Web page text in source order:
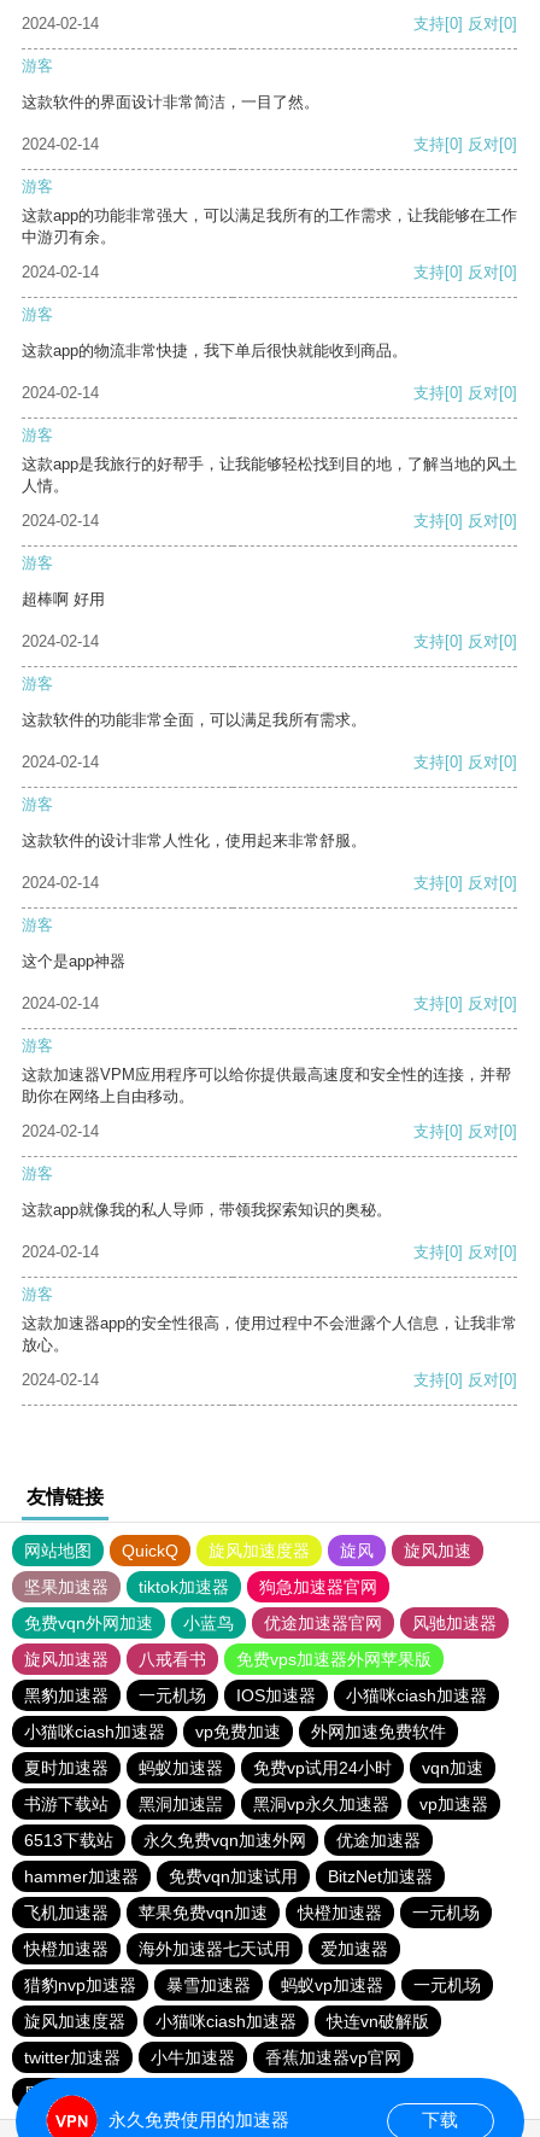
2024-02-14
支持[0] 反对[0]
游客
这款软件的界面设计非常简洁，一目了然。
2024-02-14 支持[0] 反对[0]
游客
这款app的功能非常强大，可以满足我所有的工作需求，让我能够在工作
中游刃有余。
2024-02-14
支持[0] 反对[0]
游客
这款app的物流非常快捷，我下单后很快就能收到商品。
2024-02-14 支持[0] 反对[0]
游客
这款app是我旅行的好帮手，让我能够轻松找到目的地，了解当地的风土
人情。
2024-02-14
支持[0] 反对[0]
游客
超棒啊 好用
2024-02-14 支持[0] 反对[0]
游客
这款软件的功能非常全面，可以满足我所有需求。
2024-02-14 支持[0] 反对[0]
游客
这款软件的设计非常人性化，使用起来非常舒服。
2024-02-14 支持[0] 反对[0]
游客
这个是app神器
2024-02-14 支持[0] 反对[0]
游客
这款加速器VPM应用程序可以给你提供最高速度和安全性的连接，并帮
助你在网络上自由移动。
2024-02-14
支持[0] 反对[0]
游客
这款app就像我的私人导师，带领我探索知识的奥秘。
2024-02-14 支持[0] 反对[0]
游客
这款加速器app的安全性很高，使用过程中不会泄露个人信息，让我非常
放心。
2024-02-14
支持[0] 反对[0]
友情链接
网站地图 QuickQ 旋风加速度器 旋风
旋风加速
坚果加速器
tiktok加速器
狗急加速器官网
免费vqn外网加速
小蓝鸟 优途加速器官网
风驰加速器
旋风加速器
八戒看书
免费vps加速器外网苹果版
黑豹加速器
一元机场 IOS加速器
小猫咪ciash加速器
小猫咪ciash加速器
vp免费加速
外网加速免费软件
夏时加速器
蚂蚁加速器 免费vp试用24小时
vqn加速
书游下载站
黑洞加速噐 黑洞vp永久加速器
vp加速器
6513下载站
永久免费vqn加速外网
优途加速器
hammer加速器
免费vqn加速试用
BitzNet加速器
飞机加速器
苹果免费vqn加速 快橙加速器
一元机场
快橙加速器
海外加速器七天试用
爱加速器
猎豹nvp加速器
暴雪加速器 蚂蚁vp加速器
一元机场
旋风加速度器
小猫咪ciash加速器
快连vn破解版
twitter加速器
小牛加速器
香蕉加速器vp官网
黑洞永久加速器
永久免费使用的加速器 下载